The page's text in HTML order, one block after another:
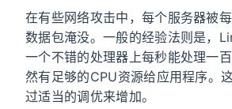
在有些网络攻击中，每个服务器被
数据包淹没。一般的经验法则是，
一个不错的处理器上每秒能处理一
然有足够的CPU资源给应用程序。
过适当的调优来增加。